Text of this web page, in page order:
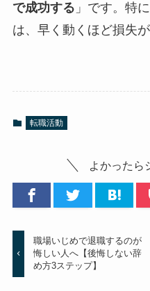
で成功する 」です。特
は、早く動くほど損失
転職活動
よかったら
職場いじめで退職するのが
悔しい人へ【後悔しない辞
め方3ステップ】